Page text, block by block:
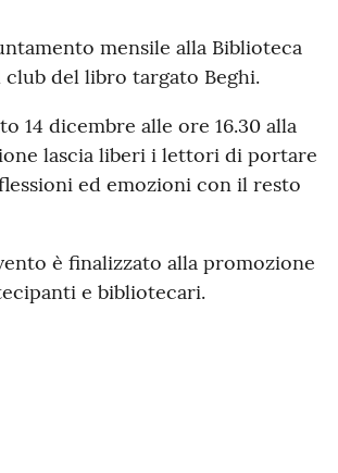
mensile alla Biblioteca
club del libro targato Beghi.
14 dicembre alle ore 16.30 alla
lascia liberi i lettori di portare
ed emozioni con il resto
è finalizzato alla promozione
e bibliotecari.